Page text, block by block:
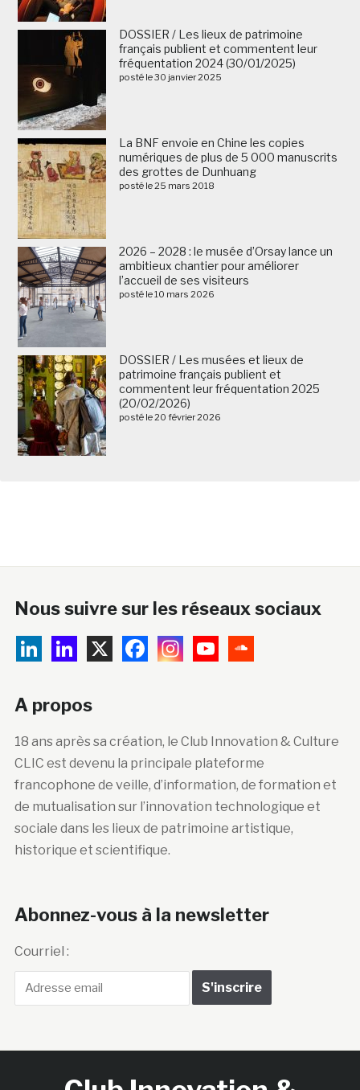
DOSSIER / Les lieux de patrimoine
français publient et commentent leur
fréquentation 2024 (30/01/2025)
posté le 30 janvier 2025
La BNF envoie en Chine les copies
numériques de plus de 5 000 manuscrits
des grottes de Dunhuang
posté le 25 mars 2018
2026 – 2028 : le musée d’Orsay lance un
ambitieux chantier pour améliorer
l’accueil de ses visiteurs
posté le 10 mars 2026
DOSSIER / Les musées et lieux de
patrimoine français publient et
commentent leur fréquentation 2025
(20/02/2026)
posté le 20 février 2026
Nous suivre sur les réseaux sociaux
A propos
18 ans après sa création, le Club Innovation & Culture
CLIC est devenu la principale plateforme
francophone de veille, d’information, de formation et
de mutualisation sur l’innovation technologique et
sociale dans les lieux de patrimoine artistique,
historique et scientifique.
Abonnez-vous à la newsletter
Courriel :